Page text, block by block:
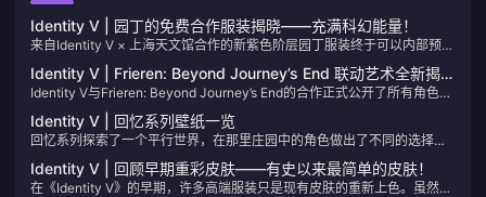
Identity V | 园丁的免费合作服装揭晓——充满科幻能量！
来自Identity V × 上海天文馆合作的新紫色阶层园丁服装终于可以内部预览
了！一件新的合作家具也即将发布。让我们一起来看看3D模型吧！
Identity V | Frieren: Beyond Journey’s End 联动艺术全新揭晓
— 免费获取 Himmel 雕像！
Identity V与Frieren: Beyond Journey’s End的合作正式公开了所有角色插
画！Frieren和她的伙伴们将在庄园中经历怎样的冒险呢？
Identity V | 回忆系列壁纸一览
回忆系列探索了一个平行世界，在那里庄园中的角色做出了不同的选择，
开始了完全不同的人生。在这个未被庄园游戏触及的世界里，他们过着怎
样的生活？
Identity V | 回顾早期重彩皮肤——有史以来最简单的皮肤！
在《Identity V》的早期，许多高端服装只是现有皮肤的重新上色。虽然绿